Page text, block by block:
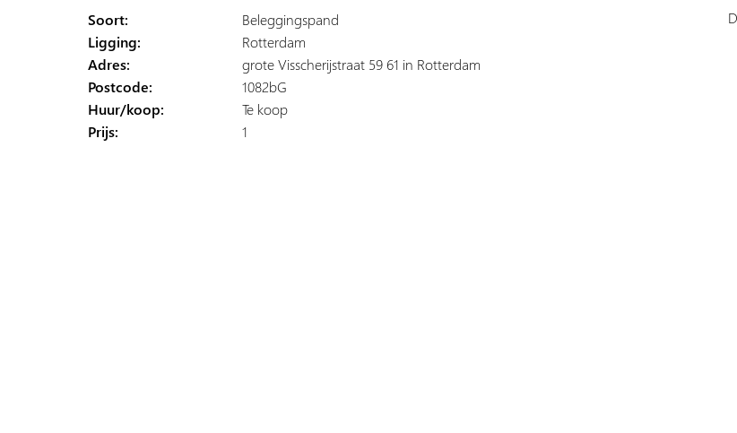
Soort:
Beleggingspand
Ligging:
Rotterdam
Adres:
grote Visscherijstraat 59 61 in Rotterdam
Postcode:
1082bG
Huur/koop:
Te koop
Prijs:
1